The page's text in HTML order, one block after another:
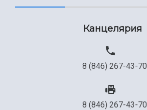
Канцелярия
8 (846) 267-43-70
8 (846) 267-43-70